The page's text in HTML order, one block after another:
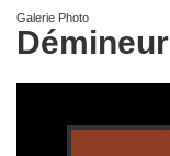
Galerie Photo